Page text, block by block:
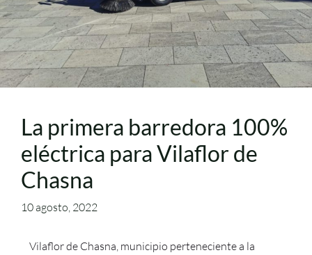
La primera barredora 100%
eléctrica para Vilaflor de
Chasna
10 agosto, 2022
Vilaflor de Chasna, municipio perteneciente a la